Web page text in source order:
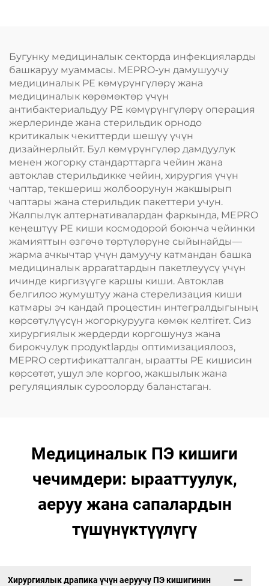
Бугунку медициналык секторда инфекцияларды
башкаруу муаммасы. MEPRO-ун дамушуучу
медициналык PE көмүрүнгүлөрү жана
медициналык көрөмөктөр үчүн
антибактериальдуу PE көмүрүнгүлөрү операция
жерлеринде жана стерильдик орнодо
критикалык чекиттерди шешүү үчүн
дизайнерлыйт. Бул көмүрүнгүлөр дамдуулук
менен жогорку стандарттарга чейин жана
автоклав стерильдикке чейин, хирургия үчүн
чаптар, текшериш жолбоорунун жакшырып
чаптары жана стерильдик пакеттери учун.
Жалпылүк алтернативалардан фаркында, MEPRO
кеңештүү PE киши космодорой боюнча чейинки
жамияттын өзгөчө төртүлөрүне сыйынайды—
жарма ачкычтар үчүн дамуучу катмандан башка
медициналык apparatтардын пакетлеуүсү үчүн
ичинде киргизүүге каршы киши. Автоклав
белгилоо жумуштуу жана стерелизация киши
катмары эч кандай процестин интегралдыгының
көрсөтүлүүсүн жогоркурууга көмөк келтirет. Сиз
хирургиялык жердерди коргошунуз жана
бирокчулук продукtlарды оптимизациялооз,
MEPRO сертификатталган, ыраатты PE кишисин
көрсөтөт, ушул эле коргоо, жакшылык жана
регуляциялык суроолорду баланстаган.
Медициналык ПЭ кишиги
чечимдери: ырааттуулук,
аеруу жана сапалардын
түшүнүктүүлүгү
Хирургиялык драпика үчүн аеруучу ПЭ кишигинин